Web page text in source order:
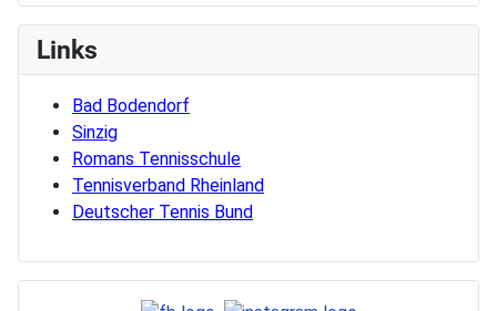
Links
Bad Bodendorf
Sinzig
Romans Tennisschule
Tennisverband Rheinland
Deutscher Tennis Bund